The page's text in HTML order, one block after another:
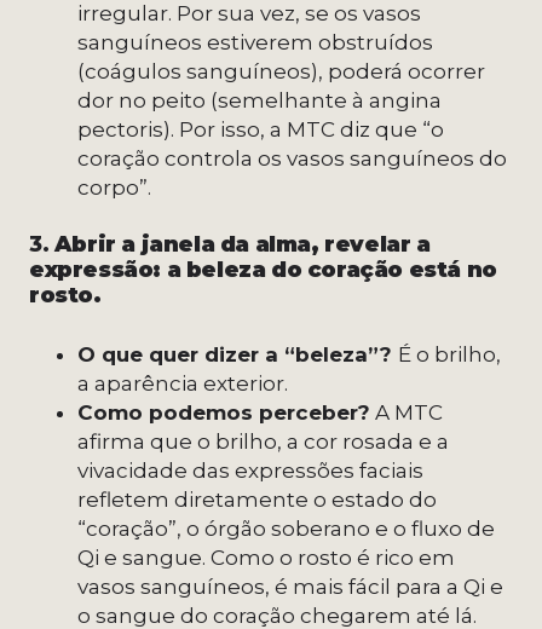
irregular. Por sua vez, se os vasos
sanguíneos estiverem obstruídos
(coágulos sanguíneos), poderá ocorrer
dor no peito (semelhante à angina
pectoris). Por isso, a MTC diz que “o
coração controla os vasos sanguíneos do
corpo”.
3.Abrir a janela da alma, revelar a
expressão: a beleza do coração está no
rosto.
O que quer dizer a “beleza”? É o brilho,
a aparência exterior.
Como podemos perceber? A MTC
afirma que o brilho, a cor rosada e a
vivacidade das expressões faciais
refletem diretamente o estado do
“coração”, o órgão soberano e o fluxo de
Qi e sangue. Como o rosto é rico em
vasos sanguíneos, é mais fácil para a Qi e
o sangue do coração chegarem até lá.